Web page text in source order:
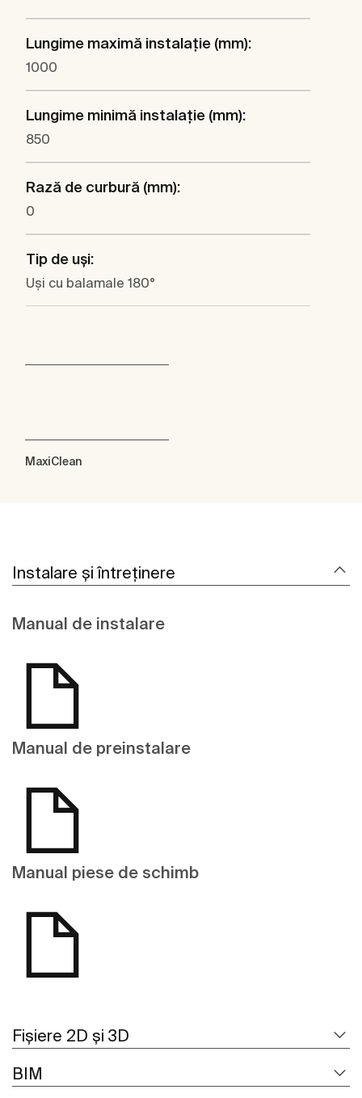
Lungime maximă instalaţie (mm):
1000
Lungime minimă instalaţie (mm):
850
Rază de curbură (mm):
0
Tip de uşi:
Uşi cu balamale 180°
MaxiClean
Instalare și întreținere
Manual de instalare
Manual de preinstalare
Manual piese de schimb
Fișiere 2D și 3D
BIM